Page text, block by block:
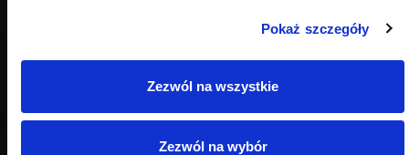
Pokaż szczegóły
Zezwól na wszystkie
Zezwól na wybór